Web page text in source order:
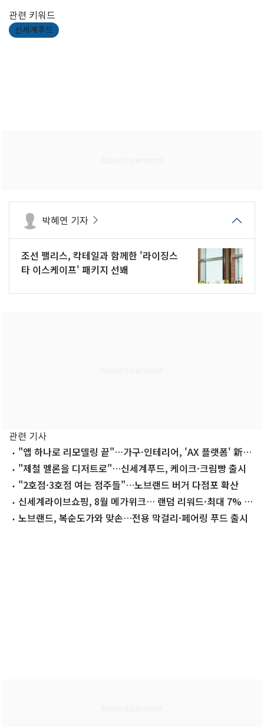
관련 키워드
신세계푸드
박혜연 기자
조선 팰리스, 칵테일과 함께한 '라이징스
타 이스케이프' 패키지 선봬
관련 기사
"앱 하나로 리모델링 끝"…가구·인테리어, 'AX 플랫폼' 新먹
거리 경쟁
"제철 멜론을 디저트로"…신세계푸드, 케이크·크림빵 출시
"2호점·3호점 여는 점주들"…노브랜드 버거 다점포 확산
신세계라이브쇼핑, 8월 메가위크… 랜덤 리워드·최대 7% 적
립 노브랜드, 복순도가와 맞손…전용 막걸리·페어링 푸드 출시